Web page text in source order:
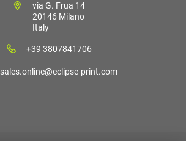
via G. Frua 14
20146 Milano
Italy
+39 3807841706
sales.online@eclipse-print.com